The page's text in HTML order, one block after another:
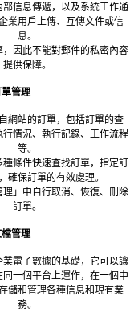
部信息傳遞，以及系統工作通
業用戶上傳、互傳文件或信
息。
，因此不能對郵件的私密內容
提供保障。
管理
網站的訂單，包括訂單的查
情況、執行記錄、工作流程
等。
條件快速查找訂單，指定訂
確保訂單的有效處理。
」中自行取消、恢復、刪除
訂單。
管理
電子數據的基礎，它可以讓
一個平台上運作，在一個中
儲和管理各種信息和現有業
務。